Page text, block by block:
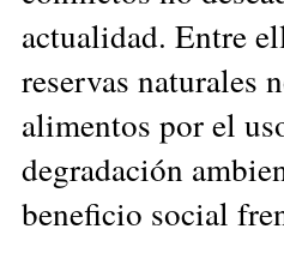
actualidad. Entre
reservas naturales
alimentos por el
degradación
beneficio social